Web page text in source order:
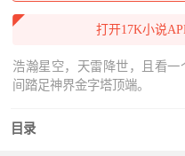
打开17K小说
浩瀚星空，天雷降世，且看
间踏足神界金字塔顶端。
目录